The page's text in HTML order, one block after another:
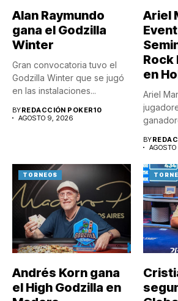
Alan Raymundo
gana el Godzilla
Winter
Gran convocatoria tuvo el
Godzilla Winter que se jugó
en las instalaciones...
BYREDACCIÓN POKER10
AGOSTO 9, 2026
Ariel
Rock
en
Ariel
BY
TORNEOS
Andrés Korn gana
el High Godzilla en